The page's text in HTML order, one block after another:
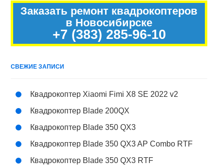
Заказать ремонт квадрокоптеров
в Новосибирске
+7 (383) 285-96-10
СВЕЖИЕ ЗАПИСИ
Квадрокоптер Xiaomi Fimi X8 SE 2022 v2
Квадрокоптер Blade 200QX
Квадрокоптер Blade 350 QX3
Квадрокоптер Blade 350 QX3 AP Combo RTF
Квадрокоптер Blade 350 QX3 RTF